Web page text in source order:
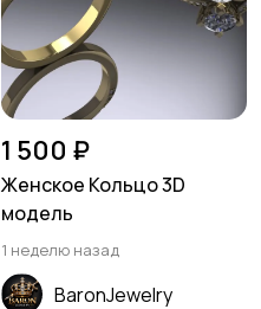
1 500 ₽
Женское Кольцо 3D
модель
1 неделю назад
BaronJewelry